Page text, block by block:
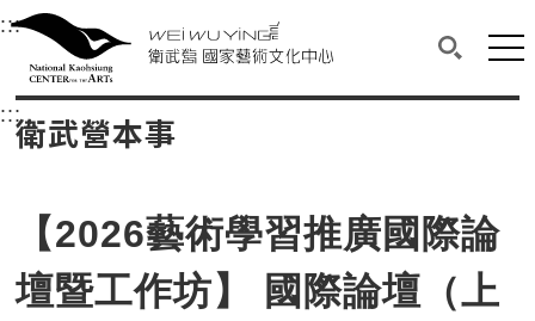
衛武營國家藝術文化中心
中央內容區塊，為本頁主要內容區。
:::選單連結區塊，此區塊列有本網站主要連結。
衛武營國家藝術文化中心
搜尋(開
網
:::中央內容區塊，為本頁主要內容區。
衛武營本事
【2026藝術學習推廣國際論
壇暨工作坊】 國際論壇（上